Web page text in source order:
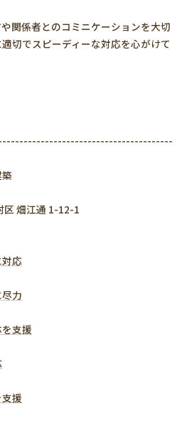
関係者とのコミニケーションを大切
切でスピーディーな対応を心がけて
区 畑江通 1-12-1
応
力
支援
援